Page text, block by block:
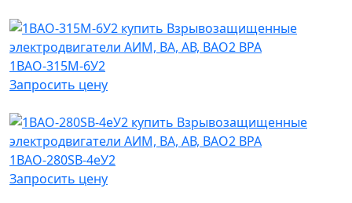
1ВАО-315M-6У2
Запросить цену
1ВАО-280SB-4еУ2
Запросить цену